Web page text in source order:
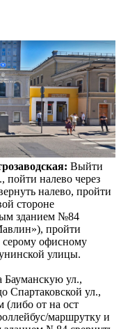
Выйти
налево через
налево, пройти
стороне
зданием №84
пройти
офисному
улицы.
Бауманскую ул.,
Спартаковской ул.,
(либо от на ост
маршрутку и